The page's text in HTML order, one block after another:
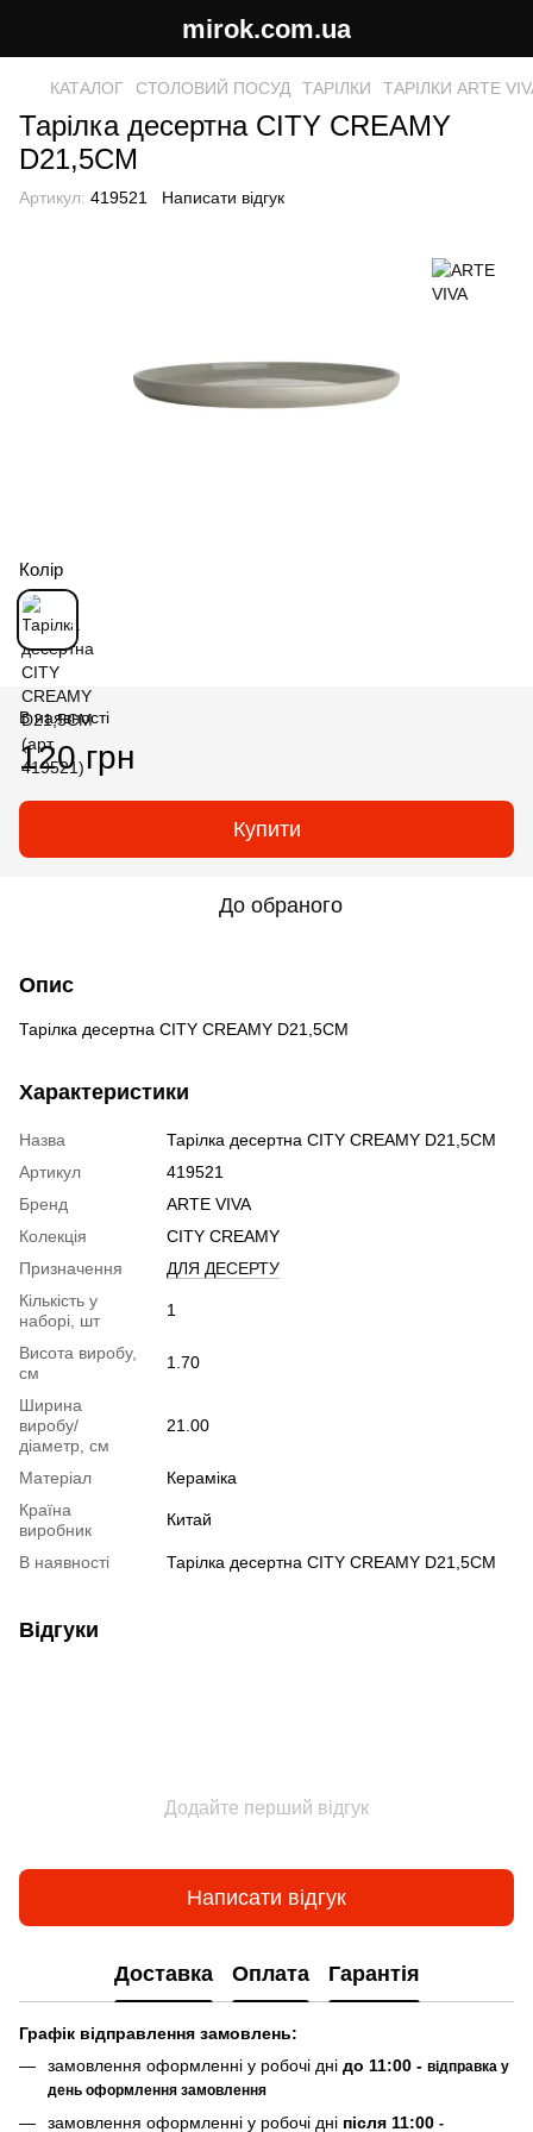
mirok.com.ua
КАТАЛОГ СТОЛОВИЙ ПОСУД ТАРІЛКИ ТАРІЛКИ ARTE
Тарілка десертна CITY CREAMY
D21,5CM
Артикул: 419521 Написати відгук
Колір
В наявності
120 грн
Купити
До обраного
Опис
Тарілка десертна CITY CREAMY D21,5CM
Характеристики
Назва
Тарілка десертна CITY CREAMY D21,5CM
Артикул
419521
Бренд
ARTE VIVA
Колекція
CITY CREAMY
Призначення
ДЛЯ ДЕСЕРТУ
Кількість у
наборі, шт
1
Висота виробу,
см
1.70
Ширина
виробу/
діаметр, см
21.00
Матеріал
Кераміка
Країна
виробник
Китай
В наявності Тарілка десертна CITY CREAMY D21,5CM
Відгуки
Додайте перший відгук
Написати відгук
Доставка Оплата Гарантія
Графік відправлення замовлень:
замовлення оформленні у робочі дні до 11:00 - відправка у
день оформлення замовлення
замовлення оформленні у робочі дні після 11:00 -